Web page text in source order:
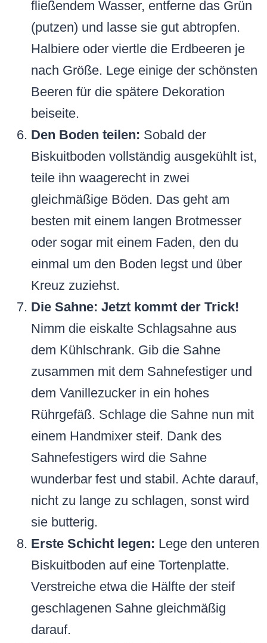
fließendem Wasser, entferne das Grün
(putzen) und lasse sie gut abtropfen.
Halbiere oder viertle die Erdbeeren je
nach Größe. Lege einige der schönsten
Beeren für die spätere Dekoration
beiseite.
Den Boden teilen: Sobald der
Biskuitboden vollständig ausgekühlt ist,
teile ihn waagerecht in zwei
gleichmäßige Böden. Das geht am
besten mit einem langen Brotmesser
oder sogar mit einem Faden, den du
einmal um den Boden legst und über
Kreuz zuziehst.
Die Sahne: Jetzt kommt der Trick!
Nimm die eiskalte Schlagsahne aus
dem Kühlschrank. Gib die Sahne
zusammen mit dem Sahnefestiger und
dem Vanillezucker in ein hohes
Rührgefäß. Schlage die Sahne nun mit
einem Handmixer steif. Dank des
Sahnefestigers wird die Sahne
wunderbar fest und stabil. Achte darauf,
nicht zu lange zu schlagen, sonst wird
sie butterig.
Erste Schicht legen: Lege den unteren
Biskuitboden auf eine Tortenplatte.
Verstreiche etwa die Hälfte der steif
geschlagenen Sahne gleichmäßig
darauf.